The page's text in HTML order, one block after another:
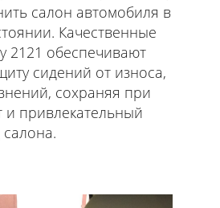
салон автомобиля в
Качественные
2121 обеспечивают
сидений от износа,
сохраняя при
и привлекательный